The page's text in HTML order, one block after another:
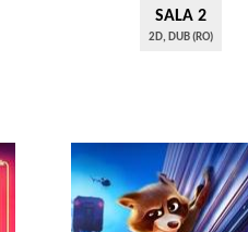
SALA 2
2D, DUB (RO)